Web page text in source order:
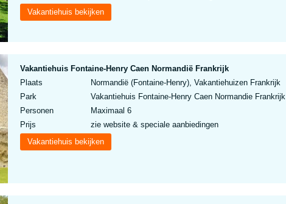
Vakantiehuis bekijken
Vakantiehuis Fontaine-Henry Caen Normandië Frankrijk
Plaats
Normandië (Fontaine-Henry), Vakantiehuizen Frankrijk
Park
Vakantiehuis Fontaine-Henry Caen Normandie Frankrijk
Personen
Maximaal 6
Prijs
zie website & speciale aanbiedingen
Vakantiehuis bekijken